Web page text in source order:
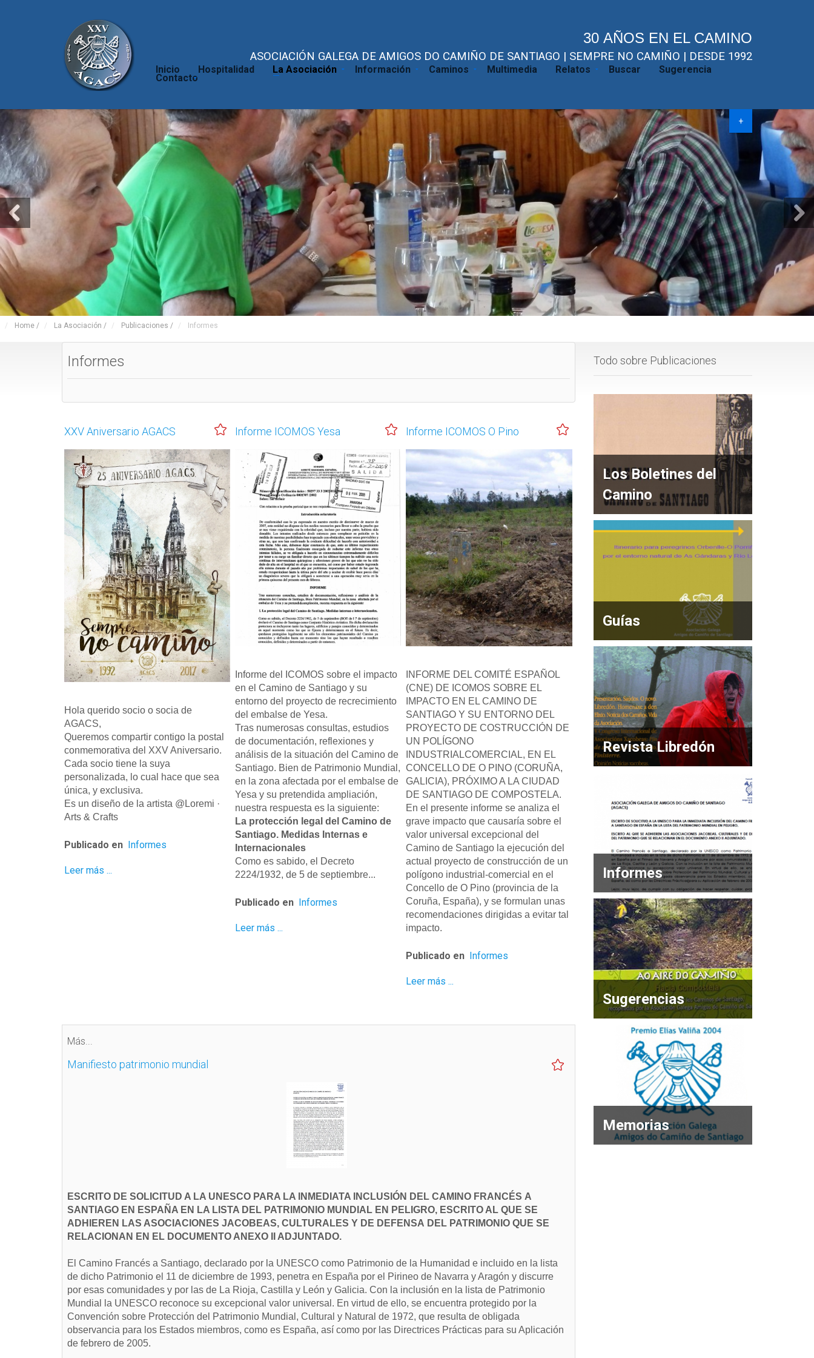
30 AÑOS EN EL CAMINO
ASOCIACIÓN GALEGA DE AMIGOS DO CAMIÑO DE SANTIAGO | SEMPRE NO CAMIÑO | DESDE 1992
Inicio Hospitalidad La Asociación Información Caminos Multimedia Relatos Buscar Sugerencia
Contacto
+
Home / La Asociación / Publicaciones / Informes
Informes
XXV Aniversario AGACS
Hola querido socio o socia de
AGACS,
Queremos compartir contigo la postal
conmemorativa del XXV Aniversario.
Cada socio tiene la suya
personalizada, lo cual hace que sea
única, y exclusiva.
Es un diseño de la artista @Loremi ·
Arts & Crafts
Publicado en Informes
Leer más ...
Informe ICOMOS Yesa
Informe del ICOMOS sobre el impacto
en el Camino de Santiago y su
entorno del proyecto de recrecimiento
del embalse de Yesa.
Tras numerosas consultas, estudios
de documentación, reflexiones y
análisis de la situación del Camino de
Santiago. Bien de Patrimonio Mundial,
en la zona afectada por el embalse de
Yesa y su pretendida ampliación,
nuestra respuesta es la siguiente:
La protección legal del Camino de
Santiago. Medidas Internas e
Internacionales
Como es sabido, el Decreto
2224/1932, de 5 de septiembre...
Publicado en Informes
Leer más ...
Informe ICOMOS O Pino
INFORME DEL COMITÉ ESPAÑOL
(CNE) DE ICOMOS SOBRE EL
IMPACTO EN EL CAMINO DE
SANTIAGO Y SU ENTORNO DEL
PROYECTO DE COSTRUCCIÓN DE
UN POLÍGONO
INDUSTRIALCOMERCIAL, EN EL
CONCELLO DE O PINO (CORUÑA,
GALICIA), PRÓXIMO A LA CIUDAD
DE SANTIAGO DE COMPOSTELA.
En el presente informe se analiza el
grave impacto que causaría sobre el
valor universal excepcional del
Camino de Santiago la ejecución del
actual proyecto de construcción de un
polígono industrial-comercial en el
Concello de O Pino (provincia de la
Coruña, España), y se formulan unas
recomendaciones dirigidas a evitar tal
impacto.
Publicado en Informes
Leer más ...
Más...
Manifiesto patrimonio mundial
ESCRITO DE SOLICITUD A LA UNESCO PARA LA INMEDIATA INCLUSIÓN DEL CAMINO FRANCÉS A
SANTIAGO EN ESPAÑA EN LA LISTA DEL PATRIMONIO MUNDIAL EN PELIGRO, ESCRITO AL QUE SE
ADHIEREN LAS ASOCIACIONES JACOBEAS, CULTURALES Y DE DEFENSA DEL PATRIMONIO QUE SE
RELACIONAN EN EL DOCUMENTO ANEXO II ADJUNTADO.
El Camino Francés a Santiago, declarado por la UNESCO como Patrimonio de la Humanidad e incluido en la lista
de dicho Patrimonio el 11 de diciembre de 1993, penetra en España por el Pirineo de Navarra y Aragón y discurre
por esas comunidades y por las de La Rioja, Castilla y León y Galicia. Con la inclusión en la lista de Patrimonio
Mundial la UNESCO reconoce su excepcional valor universal. En virtud de ello, se encuentra protegido por la
Convención sobre Protección del Patrimonio Mundial, Cultural y Natural de 1972, que resulta de obligada
observancia para los Estados miembros, como es España, así como por las Directrices Prácticas para su Aplicación
de febrero de 2005.
Todo sobre Publicaciones
Los Boletines del
Camino
Guías
Revista Libredón
Informes
Sugerencias
Memorias